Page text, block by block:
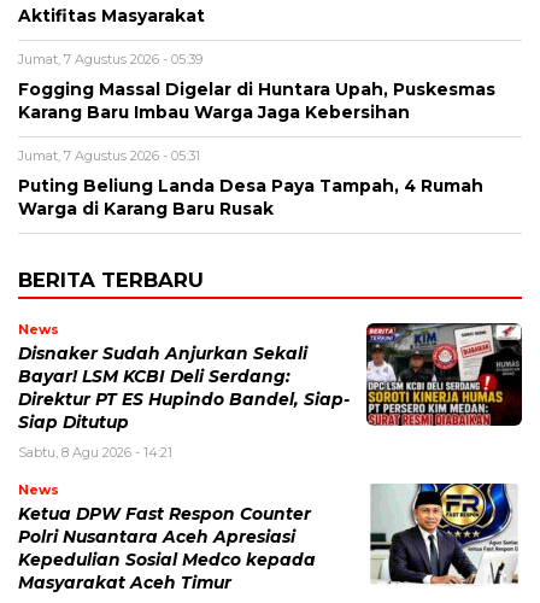
Aktifitas Masyarakat
Jumat, 7 Agustus 2026 - 05:39
Fogging Massal Digelar di Huntara Upah, Puskesmas
Karang Baru Imbau Warga Jaga Kebersihan
Jumat, 7 Agustus 2026 - 05:31
Puting Beliung Landa Desa Paya Tampah, 4 Rumah
Warga di Karang Baru Rusak
BERITA TERBARU
News
Disnaker Sudah Anjurkan Sekali
Bayar! LSM KCBI Deli Serdang:
Direktur PT ES Hupindo Bandel, Siap-
Siap Ditutup
Sabtu, 8 Agu 2026 - 14:21
News
Ketua DPW Fast Respon Counter
Polri Nusantara Aceh Apresiasi
Kepedulian Sosial Medco kepada
Masyarakat Aceh Timur